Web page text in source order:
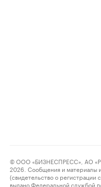
© ООО «БИЗНЕСПРЕСС», АО
2026. Сообщения и материалы
(свидетельство о
выдано Федеральной службой